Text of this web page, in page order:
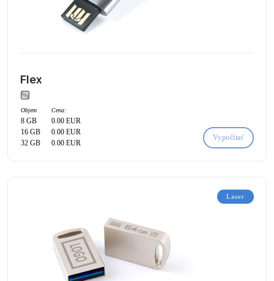
Flex
Objem Cena:
8 GB
0.00 EUR
16 GB
0.00 EUR
32 GB
0.00 EUR
Vypočítať
Laser